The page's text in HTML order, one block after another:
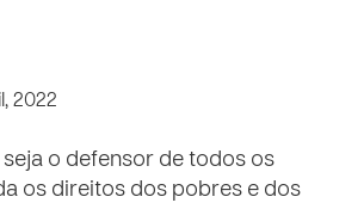
2022
o defensor de todos os
os direitos dos pobres e dos